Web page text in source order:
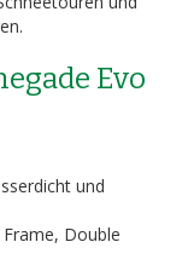
Evo
und
Double